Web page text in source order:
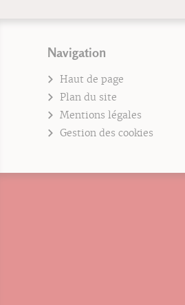
Navigation
Haut de page
Plan du site
Mentions légales
Gestion des cookies